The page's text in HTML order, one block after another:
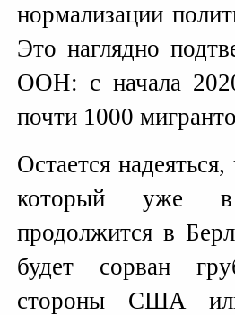
нормализации
Это наглядно
ООН: с начала
почти 1000
Остается
который уже
продолжится в
будет сорван
стороны США